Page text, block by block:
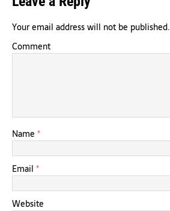
Your email address will not be published.
Comment
Name *
Email *
Website